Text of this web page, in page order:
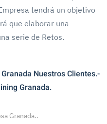
tendrá un objetivo
que elaborar una
serie de Retos.
Nuestros Clientes.-
Granada.
Granada..